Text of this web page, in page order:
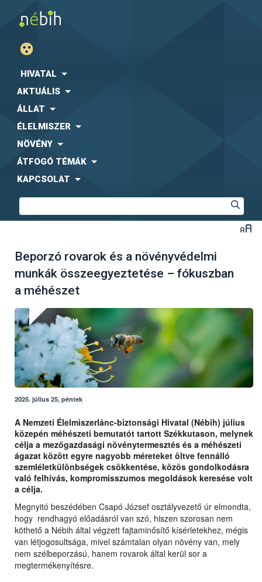
HIVATAL
AKTUÁLIS
ÁLLAT
ÉLELMISZER
NÖVÉNY
ÁTFOGÓ TÉMÁK
KAPCSOLAT
Beporzó rovarok és a növényvédelmi
munkák összeegyeztetése – fókuszban
a méhészet
2025. július 25, péntek
A Nemzeti Élelmiszerlánc-biztonsági Hivatal (Nébih) július
közepén méhészeti bemutatót tartott Székkutason, melynek
célja a mezőgazdasági növénytermesztés és a méhészeti
ágazat között egyre nagyobb méreteket öltve fennálló
szemléletkülönbségek csökkentése, közös gondolkodásra
való felhívás, kompromisszumos megoldások keresése volt
a célja.
Megnyitó beszédében Csapó József osztályvezető úr elmondta,
hogy rendhagyó előadásról van szó, hiszen szorosan nem
köthető a Nébih által végzett fajtaminősítő kísérletekhez, mégis
van létjogosultsága, mivel számtalan olyan növény van, mely
nem szélbeporzású, hanem rovarok által kerül sor a
megtermékenyítésre.